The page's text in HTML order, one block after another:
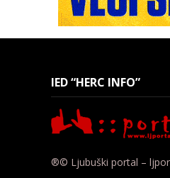
IED “HERC INFO”
®© Ljubuški portal –